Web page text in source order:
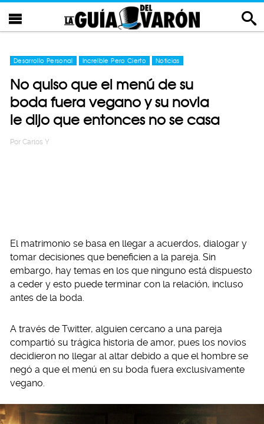
Desarrollo Personal Increíble Pero Cierto Noticias
No quiso que el menú de su
boda fuera vegano y su novia
le dijo que entonces no se casa
Por Carlos Y
El matrimonio se basa en llegar a acuerdos, dialogar y
tomar decisiones que beneficien a la pareja. Sin
embargo, hay temas en los que ninguno está dispuesto
a ceder y esto puede terminar con la relación, incluso
antes de la boda.
A través de Twitter, alguien cercano a una pareja
compartió su trágica historia de amor, pues los novios
decidieron no llegar al altar debido a que el hombre se
negó a que el menú en su boda fuera exclusivamente
vegano.